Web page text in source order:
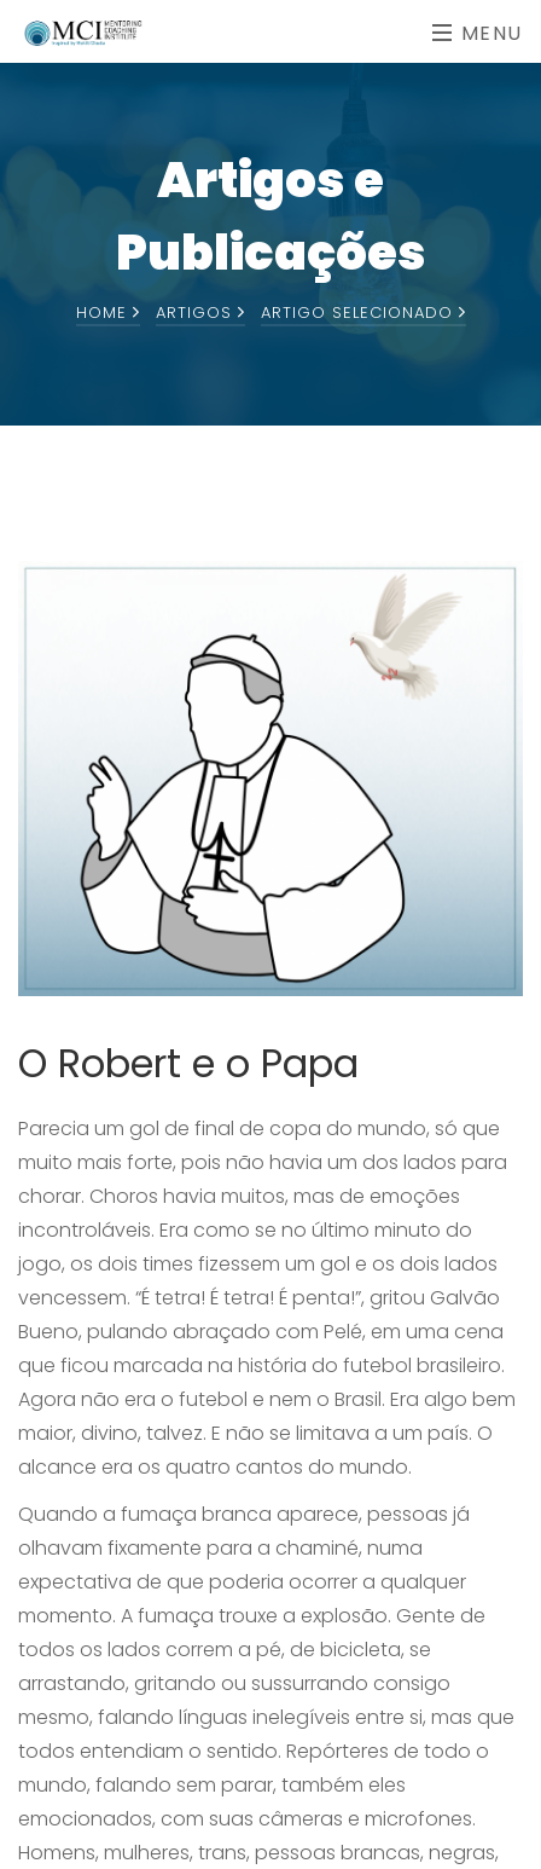
MENU
Artigos e
Publicações
HOME ARTIGOS ARTIGO SELECIONADO
O Robert e o Papa
Parecia um gol de final de copa do mundo, só que
muito mais forte, pois não havia um dos lados para
chorar. Choros havia muitos, mas de emoções
incontroláveis. Era como se no último minuto do
jogo, os dois times fizessem um gol e os dois lados
vencessem. “É tetra! É tetra! É penta!”, gritou Galvão
Bueno, pulando abraçado com Pelé, em uma cena
que ficou marcada na história do futebol brasileiro.
Agora não era o futebol e nem o Brasil. Era algo bem
maior, divino, talvez. E não se limitava a um país. O
alcance era os quatro cantos do mundo.
Quando a fumaça branca aparece, pessoas já
olhavam fixamente para a chaminé, numa
expectativa de que poderia ocorrer a qualquer
momento. A fumaça trouxe a explosão. Gente de
todos os lados correm a pé, de bicicleta, se
arrastando, gritando ou sussurrando consigo
mesmo, falando línguas inelegíveis entre si, mas que
todos entendiam o sentido. Repórteres de todo o
mundo, falando sem parar, também eles
emocionados, com suas câmeras e microfones.
Homens, mulheres, trans, pessoas brancas, negras,